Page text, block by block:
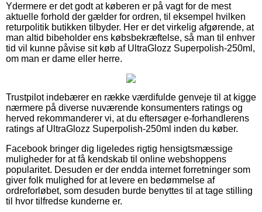
Ydermere er det godt at køberen er på vagt for de mest
aktuelle forhold der gælder for ordren, til eksempel hvilken
returpolitik butikken tilbyder. Her er det virkelig afgørende, at
man altid bibeholder ens købsbekræftelse, så man til enhver
tid vil kunne påvise sit køb af UltraGlozz Superpolish-250ml,
om man er dame eller herre.
Trustpilot indebærer en række værdifulde genveje til at kigge
nærmere på diverse nuværende konsumenters ratings og
herved rekommanderer vi, at du eftersøger e-forhandlerens
ratings af UltraGlozz Superpolish-250ml inden du køber.
Facebook bringer dig ligeledes rigtig hensigtsmæssige
muligheder for at få kendskab til online webshoppens
popularitet. Desuden er der endda internet forretninger som
giver folk mulighed for at levere en bedømmelse af
ordreforløbet, som desuden burde benyttes til at tage stilling
til hvor tilfredse kunderne er.